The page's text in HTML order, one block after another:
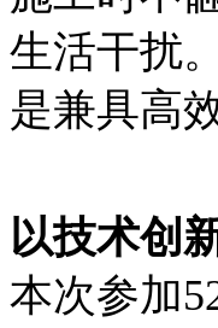
生活干扰
是兼具高
以技术创
本次参加